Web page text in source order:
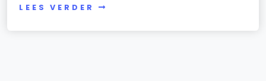
LEES VERDER